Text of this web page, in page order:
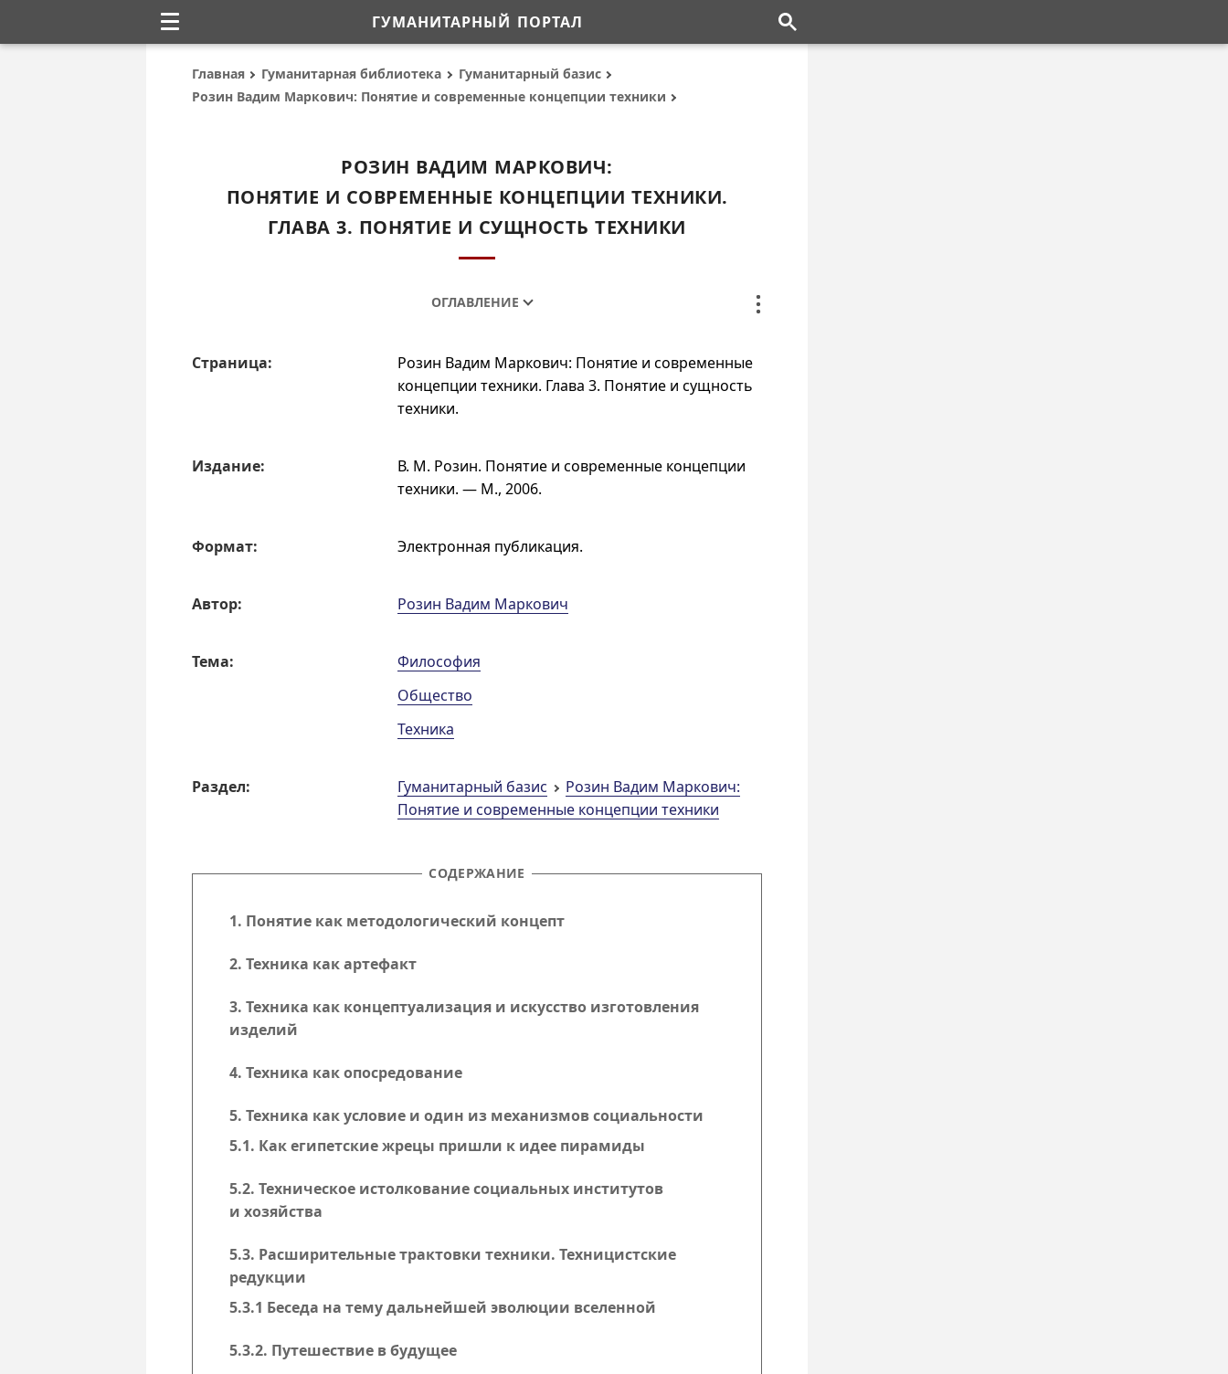
ГУМАНИТАРНЫЙ ПОРТАЛ
Главная Гуманитарная библиотека
Гуманитарный базис
Розин Вадим Маркович: Понятие и современные концепции техники
РОЗИН ВАДИМ МАРКОВИЧ:
ПОНЯТИЕ И СОВРЕМЕННЫЕ КОНЦЕПЦИИ ТЕХНИКИ.
ГЛАВА 3. ПОНЯТИЕ И СУЩНОСТЬ ТЕХНИКИ
ОГЛАВЛЕНИЕ
Страница:
Розин Вадим Маркович: Понятие и современные
концепции техники. Глава 3. Понятие и сущность
техники.
Издание:
В. М. Розин. Понятие и современные концепции
техники. — М., 2006.
Формат: Электронная публикация.
Автор: Розин Вадим Маркович
Тема:
Философия
Общество
Техника
Раздел: Гуманитарный базис
Розин Вадим Маркович:
Понятие и современные концепции техники
СОДЕРЖАНИЕ
1. Понятие как методологический концепт
2. Техника как артефакт
3. Техника как концептуализация и искусство изготовления
изделий
4. Техника как опосредование
5. Техника как условие и один из механизмов социальности
5.1. Как египетские жрецы пришли к идее пирамиды
5.2. Техническое истолкование социальных институтов
и хозяйства
5.3. Расширительные трактовки техники. Техницистские
редукции
5.3.1 Беседа на тему дальнейшей эволюции вселенной
5.3.2. Путешествие в будущее